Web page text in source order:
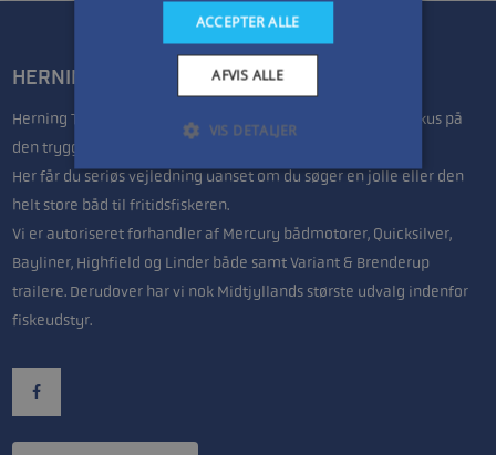
HERNING TRAILER- & BÅDCENTER
Herning Trailer & Bådcenter drives af Lars & Anette, med fokus på
den trygge handel.
Her får du seriøs vejledning uanset om du søger en jolle eller den
helt store båd til fritidsfiskeren.
Vi er autoriseret forhandler af Mercury bådmotorer, Quicksilver,
Bayliner, Highfield og Linder både samt Variant & Brenderup
trailere. Derudover har vi nok Midtjyllands største udvalg indenfor
fiskeudstyr.
ACCEPTER ALLE
AFVIS ALLE
VIS DETALJER